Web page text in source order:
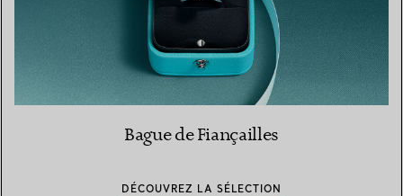
Bague de Fiançailles
DÉCOUVREZ LA SÉLECTION